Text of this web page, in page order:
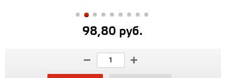
98,80 руб.